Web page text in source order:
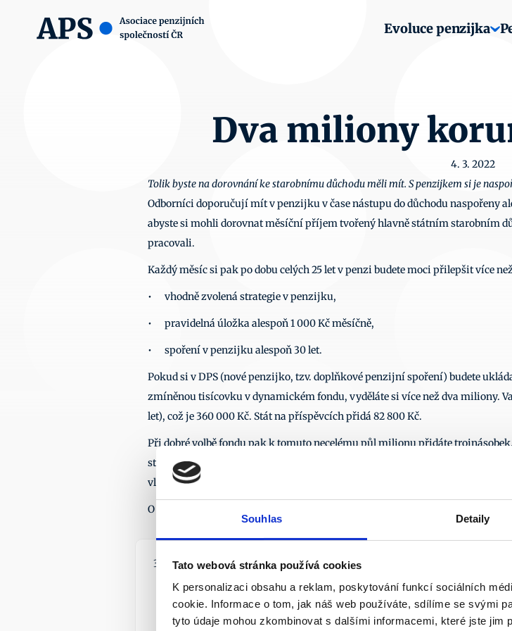
Souhlas Detaily
Tato webová stránka používá cookies
K personalizaci obsahu a reklam, poskytování funkcí sociálních
cookie. Informace o tom, jak náš web používáte, sdílíme se svými
tyto údaje mohou zkombinovat s dalšími informacemi, které jste jim
Evoluce penzijka
Dva miliony
4. 3. 2022
Tolik byste na dorovnání ke starobnímu důchodu měli mít. S penzijkem si je
Odborníci doporučují mít v penzijku v čase nástupu do důchodu naspořeny
abyste si mohli dorovnat měsíční příjem tvořený hlavně státním starobním
pracovali.
Každý měsíc si pak po dobu celých 25 let v penzi budete moci přilepšit více
•	vhodně zvolená strategie v penzijku,
•	pravidelná úložka alespoň 1 000 Kč měsíčně,
•	spoření v penzijku alespoň 30 let.
Pokud si v DPS (nové penzijko, tzv. doplňkové penzijní spoření) budete
zmíněnou tisícovku v dynamickém fondu, vyděláte si více než dva miliony.
let), což je 360 000 Kč. Stát na příspěvcích přidá 82 800 Kč.
Při dobré volbě fondu pak k tomuto necelému půl milionu přidáte
strategie vám k penzi může vydělat přes dva miliony korun. K měsíčnímu
vloženými penězi velmi solidní výsledek.
O finančních rezervách čtěte v článku
Další články
31. 7. 2026